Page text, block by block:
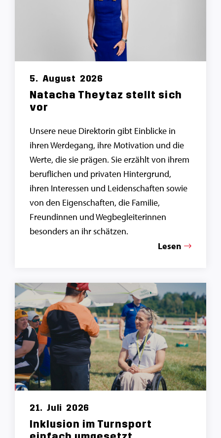
5. August 2026
Natacha Theytaz stellt sich
vor
Unsere neue Direktorin gibt Einblicke in
ihren Werdegang, ihre Motivation und die
Werte, die sie prägen. Sie erzählt von ihrem
beruflichen und privaten Hintergrund,
ihren Interessen und Leidenschaften sowie
von den Eigenschaften, die Familie,
Freundinnen und Wegbegleiterinnen
besonders an ihr schätzen.
Lesen
21. Juli 2026
Inklusion im Turnsport